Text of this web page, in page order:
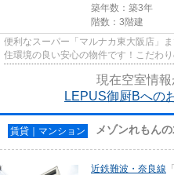
築年数：築3年
階数：3階建
便利なスーパー「マルナカ東大阪店」
住環境の良い安心の物件です！こだわ
す！毎日のごみ捨てが楽になる...
現在空室情報
LEPUS御厨Bへの
賃貸｜マンション メゾンれもん
近鉄難波・奈良線 「